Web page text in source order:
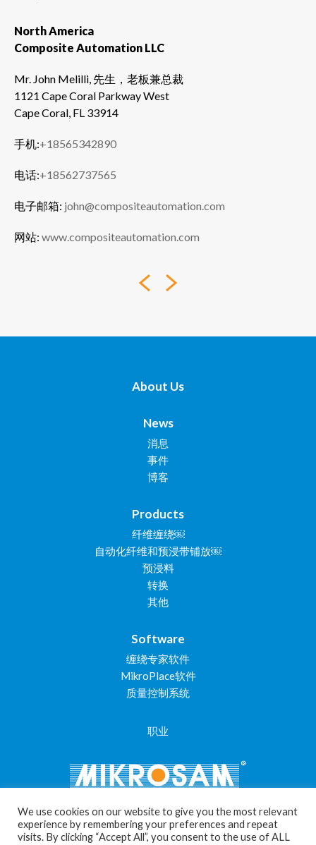
North America
Composite Automation LLC
Mr. John Melilli, 先生，老板兼总裁
1121 Cape Coral Parkway West
Cape Coral, FL 33914
手机:+18565342890
电话:+18562737565
电子邮箱: john@compositeautomation.com
网站: www.compositeautomation.com
About Us
News
消息
事件
博客
Products
纤维缠绕￼
自动化纤维和预浸带铺放￼
预浸料
转换
其他
Software
缠绕专家软件
MikroPlace软件
质量控制系统
职业
We use cookies on our website to give you the most relevant
experience by remembering your preferences and repeat
visits. By clicking “Accept All”, you consent to the use of ALL